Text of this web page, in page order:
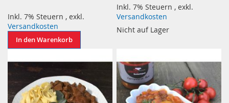
Inkl. 7% Steuern , exkl.
Versandkosten
In den Warenkorb
Inkl. 7% Steuern ,exkl.
Versandkosten
Nicht auf Lager